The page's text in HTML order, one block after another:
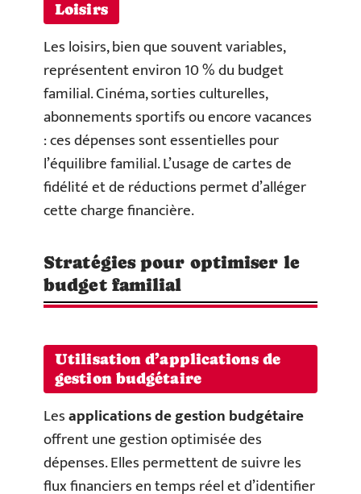
Loisirs
Les loisirs, bien que souvent variables,
représentent environ 10 % du budget
familial. Cinéma, sorties culturelles,
abonnements sportifs ou encore vacances
: ces dépenses sont essentielles pour
l’équilibre familial. L’usage de cartes de
fidélité et de réductions permet d’alléger
cette charge financière.
Stratégies pour optimiser le
budget familial
Utilisation d’applications de
gestion budgétaire
Lesapplications de gestion budgétaire
offrent une gestion optimisée des
dépenses. Elles permettent de suivre les
flux financiers en temps réel et d’identifier